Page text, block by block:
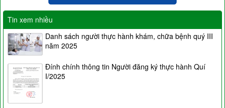
Tin xem nhiều
Danh sách người thực hành khám, chữa bệnh quý III
năm 2025
Đính chính thông tin Người đăng ký thực hành Quí
I/2025